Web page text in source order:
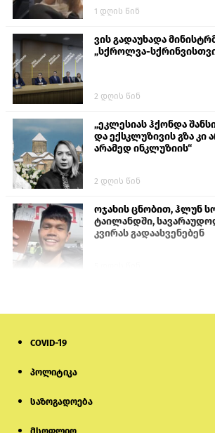
1 დღის წინ
ვის გადაუხადა
„სქროლვა-
2 დღის წინ
„ეკლესიას ჰქონდა
და ექსკლუზივის გზა კი
არამედ ინკლუზიის“
2 დღის წინ
ოჯახის ცნობით, ჰლუნ
ტაილანდში,
კვირას გადაასვენებენ
COVID-19
პოლიტიკა
საზოგადოება